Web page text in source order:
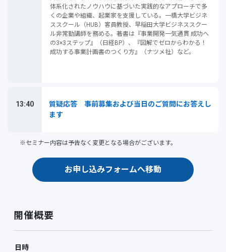
体系化されたノウハウに基づいた実践的なアプローチで多
くの企業や組織、起業家を支援している。一橋大学ビジネ
ススクール（HUB）客員教授、早稲田大学ビジネススクー
ル非常勤講師を務める。著書は『事業開発一気通貫 成功へ
の3×3ステップ』（日経BP）、『図解でゼロからわかる！
成功する事業計画書のつくり方』（ナツメ社）など。
13:40
質疑応答 事前募集および当日のご質問にお答えし
ます
※セミナー内容は予告なく変更となる場合がございます。
お申し込みフォームへ移動
開催概要
日時